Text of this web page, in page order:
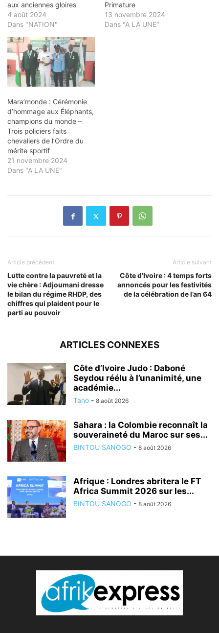
aux anciennes gloires
4 août 2024
Dans "NATION"
Primature
13 novembre 2024
Dans "A LA UNE"
Mara’monde : Cérémonie
d’hommage aux Éléphants,
champions du monde –
Trois policiers faits
chevaliers de l’Ordre du
mérite sportif
21 novembre 2024
Dans "A LA UNE"
Article précédent
Lutte contre la pauvreté et la
vie chère : Adjoumani dresse
le bilan du régime RHDP, des
chiffres qui plaident pour le
parti au pouvoir
Article suivant
Côte d’Ivoire : 4 temps forts
annoncés pour les festivités
de la célébration de l’an 64
ARTICLES CONNEXES
Côte d’Ivoire Judo : Daboné
Seydou réélu à l’unanimité, une
académie...
Tano - 8 août 2026
Sahara : la Colombie reconnaît la
souveraineté du Maroc sur ses...
BINTOU SANOGO - 8 août 2026
Afrique : Londres abritera le FT
Africa Summit 2026 sur les...
BINTOU SANOGO - 8 août 2026